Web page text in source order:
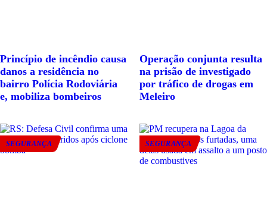
Princípio de incêndio causa
danos a residência no
bairro Polícia Rodoviária
e, mobiliza bombeiros
Operação conjunta resulta
na prisão de investigado
por tráfico de drogas em
Meleiro
SEGURANÇA SEGURANÇA